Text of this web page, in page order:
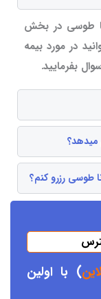
طوسی در بخش
در مورد بیمه
بفرمایید.
میدهد؟
طوسی رزرو کنم؟
) با اولین